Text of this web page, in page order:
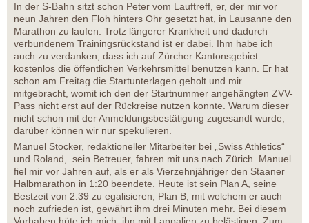
In der S-Bahn sitzt schon Peter vom Lauftreff, er, der mir vor
neun Jahren den Floh hinters Ohr gesetzt hat, in Lausanne den
Marathon zu laufen. Trotz längerer Krankheit und dadurch
verbundenem Trainingsrückstand ist er dabei. Ihm habe ich
auch zu verdanken, dass ich auf Zürcher Kantonsgebiet
kostenlos die öffentlichen Verkehrsmittel benutzen kann. Er hat
schon am Freitag die Startunterlagen geholt und mir
mitgebracht, womit ich den der Startnummer angehängten ZVV-
Pass nicht erst auf der Rückreise nutzen konnte. Warum dieser
nicht schon mit der Anmeldungsbestätigung zugesandt wurde,
darüber können wir nur spekulieren.
Manuel Stocker, redaktioneller Mitarbeiter bei „Swiss Athletics“
und Roland, sein Betreuer, fahren mit uns nach Zürich. Manuel
fiel mir vor Jahren auf, als er als Vierzehnjähriger den Staaner
Halbmarathon in 1:20 beendete. Heute ist sein Plan A, seine
Bestzeit von 2:39 zu egalisieren, Plan B, mit welchem er auch
noch zufrieden ist, gewährt ihm drei Minuten mehr. Bei diesem